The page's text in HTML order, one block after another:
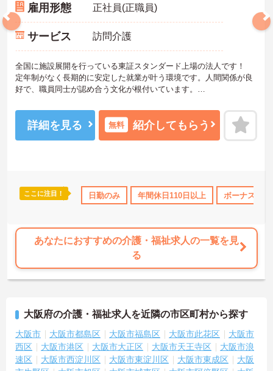
研修制度あり 産休･育休･介護休暇取得実績あり 社会保険完備
雇用形態 正社員(正職員)
サービス 訪問介護
全国に施設展開を行っている東証スタンダード上場の法人です！
定年制がなく長期的に安定した就業が叶う環境です。人間関係が良
好で、職員同士が認め合う文化が根付いています。
しますのでお気軽にご相談ください！
詳細を見る 無料 紹介してもらう
ここに注目！ 日勤のみ 年間休日110日以上 ボーナス・
あなたにおすすめの介護・福祉求人の一覧を見
る
大阪府の介護・福祉求人を近隣の市区町村から探す
大阪市 大阪市都島区 大阪市福島区 大阪市此花区
大阪市
西区
大阪市港区 大阪市大正区 大阪市天王寺区
大阪市浪
速区
大阪市西淀川区 大阪市東淀川区 大阪市東成区
大阪